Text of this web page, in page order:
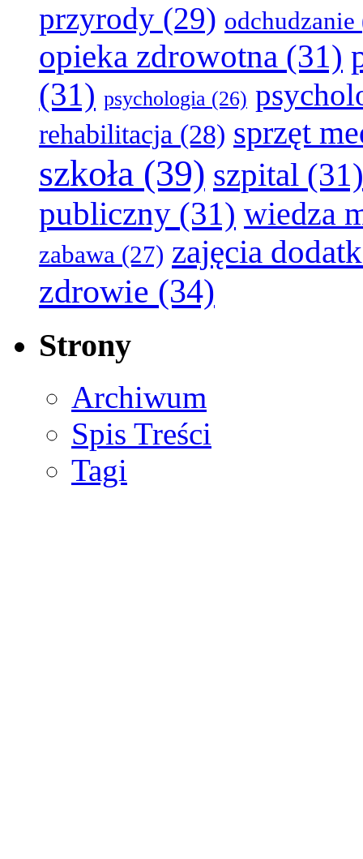
przyrody (29) odchudzanie
opieka zdrowotna (31)
(31) psychologia (26)
rehabilitacja (28) sprzęt
szkoła (39) szpital (31)
publiczny (31) wiedza
zabawa (27) zajęcia
zdrowie (34)
Strony
Archiwum
Spis Treści
Tagi